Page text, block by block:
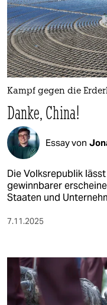
nord
wahrheit
verlag
verlag
veranstaltungen
shop
fragen & hilfe
unterstützen
abo
epaper login
Kampf gegen die
Danke, China!
Essay von
Die Volksrepublik
gewinnbarer
Staaten und
7.11.2025